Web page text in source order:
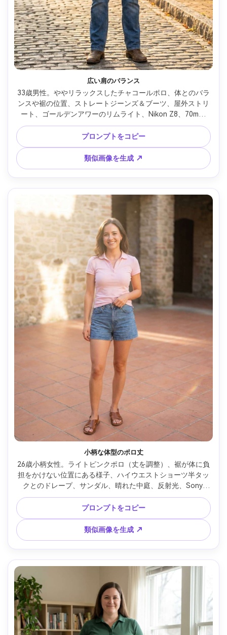
広い肩のバランス
33歳男性。ややリラックスしたチャコールポロ、体とのバラ
ンスや裾の位置、ストレートジーンズ＆ブーツ、屋外ストリ
ート、ゴールデンアワーのリムライト、Nikon Z8、70mm
f/2.8、シャープフォーカス、自然な影 --ar 4:5
プロンプトをコピー
類似画像を生成 ↗
小柄な体型のポロ丈
26歳小柄女性。ライトピンクポロ（丈を調整）、裾が体に負
担をかけない位置にある様子、ハイウエストショーツ半タッ
クとのドレープ、サンダル、晴れた中庭、反射光、Sony
A7C II、50mm f/2、シャープフォーカス、明るい自然な雰囲
気 --ar 4:5
プロンプトをコピー
類似画像を生成 ↗